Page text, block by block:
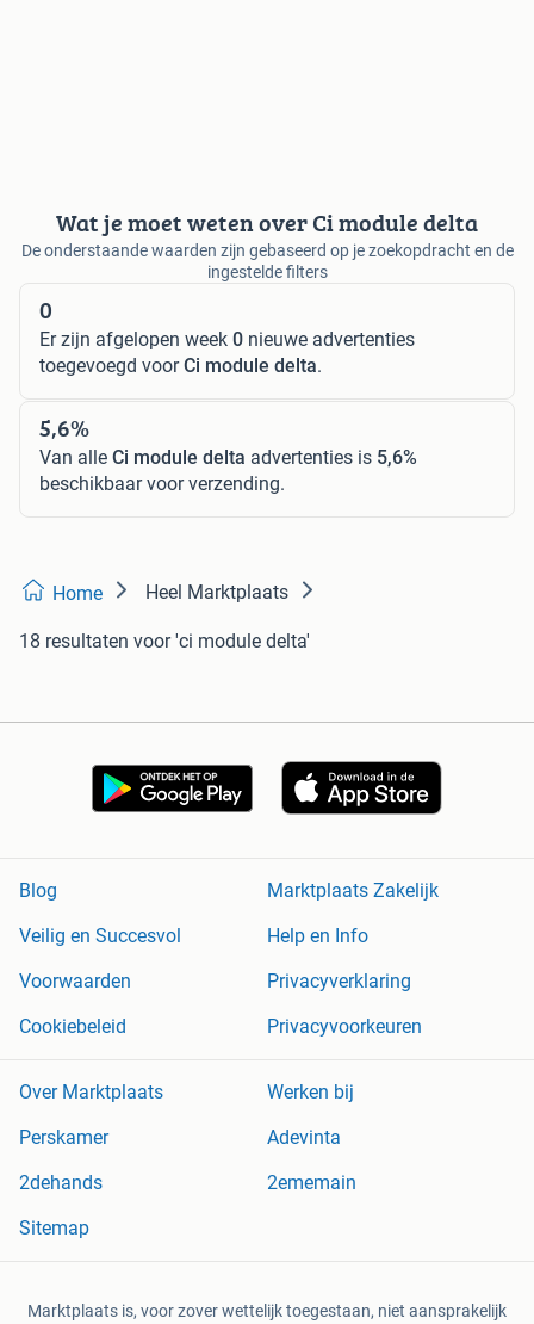
Wat je moet weten over Ci module delta
De onderstaande waarden zijn gebaseerd op je zoekopdracht en de
ingestelde filters
0
Er zijn afgelopen week 0 nieuwe advertenties
toegevoegd voorCi module delta.
5,6%
Van alle Ci module delta advertenties is 5,6%
beschikbaar voor verzending.
Home Heel Marktplaats
18 resultaten voor 'ci module delta'
Blog
Marktplaats Zakelijk
Veilig en Succesvol
Help en Info
Voorwaarden
Privacyverklaring
Cookiebeleid
Privacyvoorkeuren
Over Marktplaats
Werken bij
Perskamer
Adevinta
2dehands
2ememain
Sitemap
Marktplaats is, voor zover wettelijk toegestaan, niet aansprakelijk